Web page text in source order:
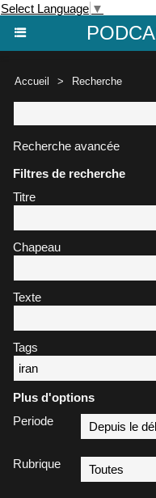
Select Language ▼
Accueil > Recherche
Recherche avancée
Filtres de recherche
Titre
Chapeau
Texte
Tags
Plus d'options
Periode
Rubrique